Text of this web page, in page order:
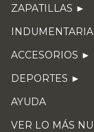
ZAPATILLAS ►
ACCESORIOS ►
DEPORTES ►
AYUDA
VER LO MÁS